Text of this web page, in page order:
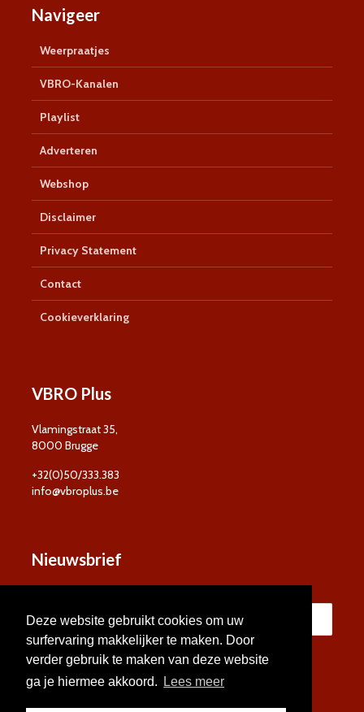
Deze website gebruikt cookies om uw
surfervaring makkelijker te maken. Door
verder gebruik te maken van deze website
ga je hiermee akkoord.
Lees meer
Navigeer
Weerpraatjes
VBRO-Kanalen
Playlist
Adverteren
Webshop
Disclaimer
Privacy Statement
Contact
Cookieverklaring
VBRO Plus
Vlamingstraat 35,
8000 Brugge
+32(0)50/333.383
info@vbroplus.be
Nieuwsbrief